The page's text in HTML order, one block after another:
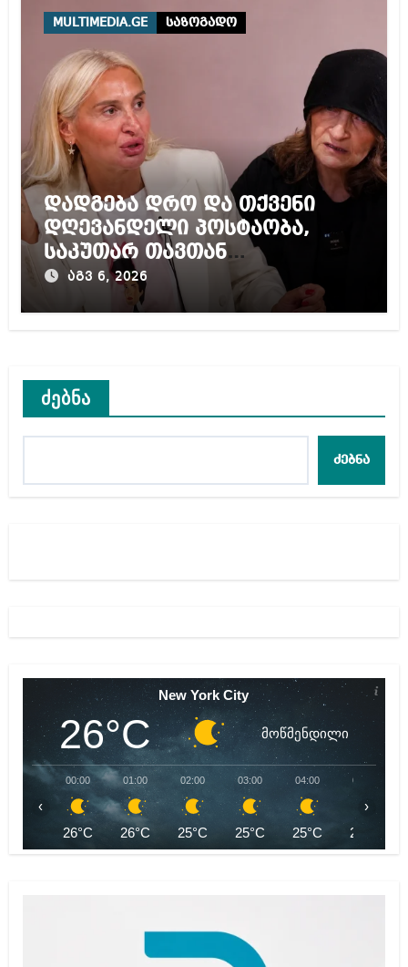
MULTIMEDIA.GE საზოგადო
დადგება დრო და თქვენი
დღევანდელი პოსტაობა,
საკუთარ თავთან
შეგარცხვენთ – ეკა კუპატაძე
ნანუკა ჟორჟოლიანს
აგვ 6, 2026
ძებნა
ძებნა
New York City
26°C მოწმენდილი
00:00
26°C
01:00
26°C
02:00
25°C
03:00
25°C
04:00
25°C
05:00
24°C
‹ ›